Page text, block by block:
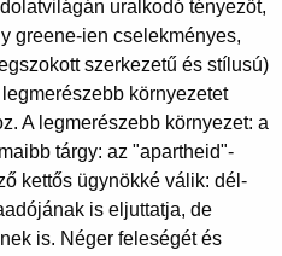
uralkodó tényezőt,
greene-ien cselekményes,
szerkezetű és stílusú)
környezetet
A legmerészebb környezet: a
tárgy: az "apartheid"-
kettős ügynökké válik: dél-
is eljuttatja, de
is. Néger feleségét és